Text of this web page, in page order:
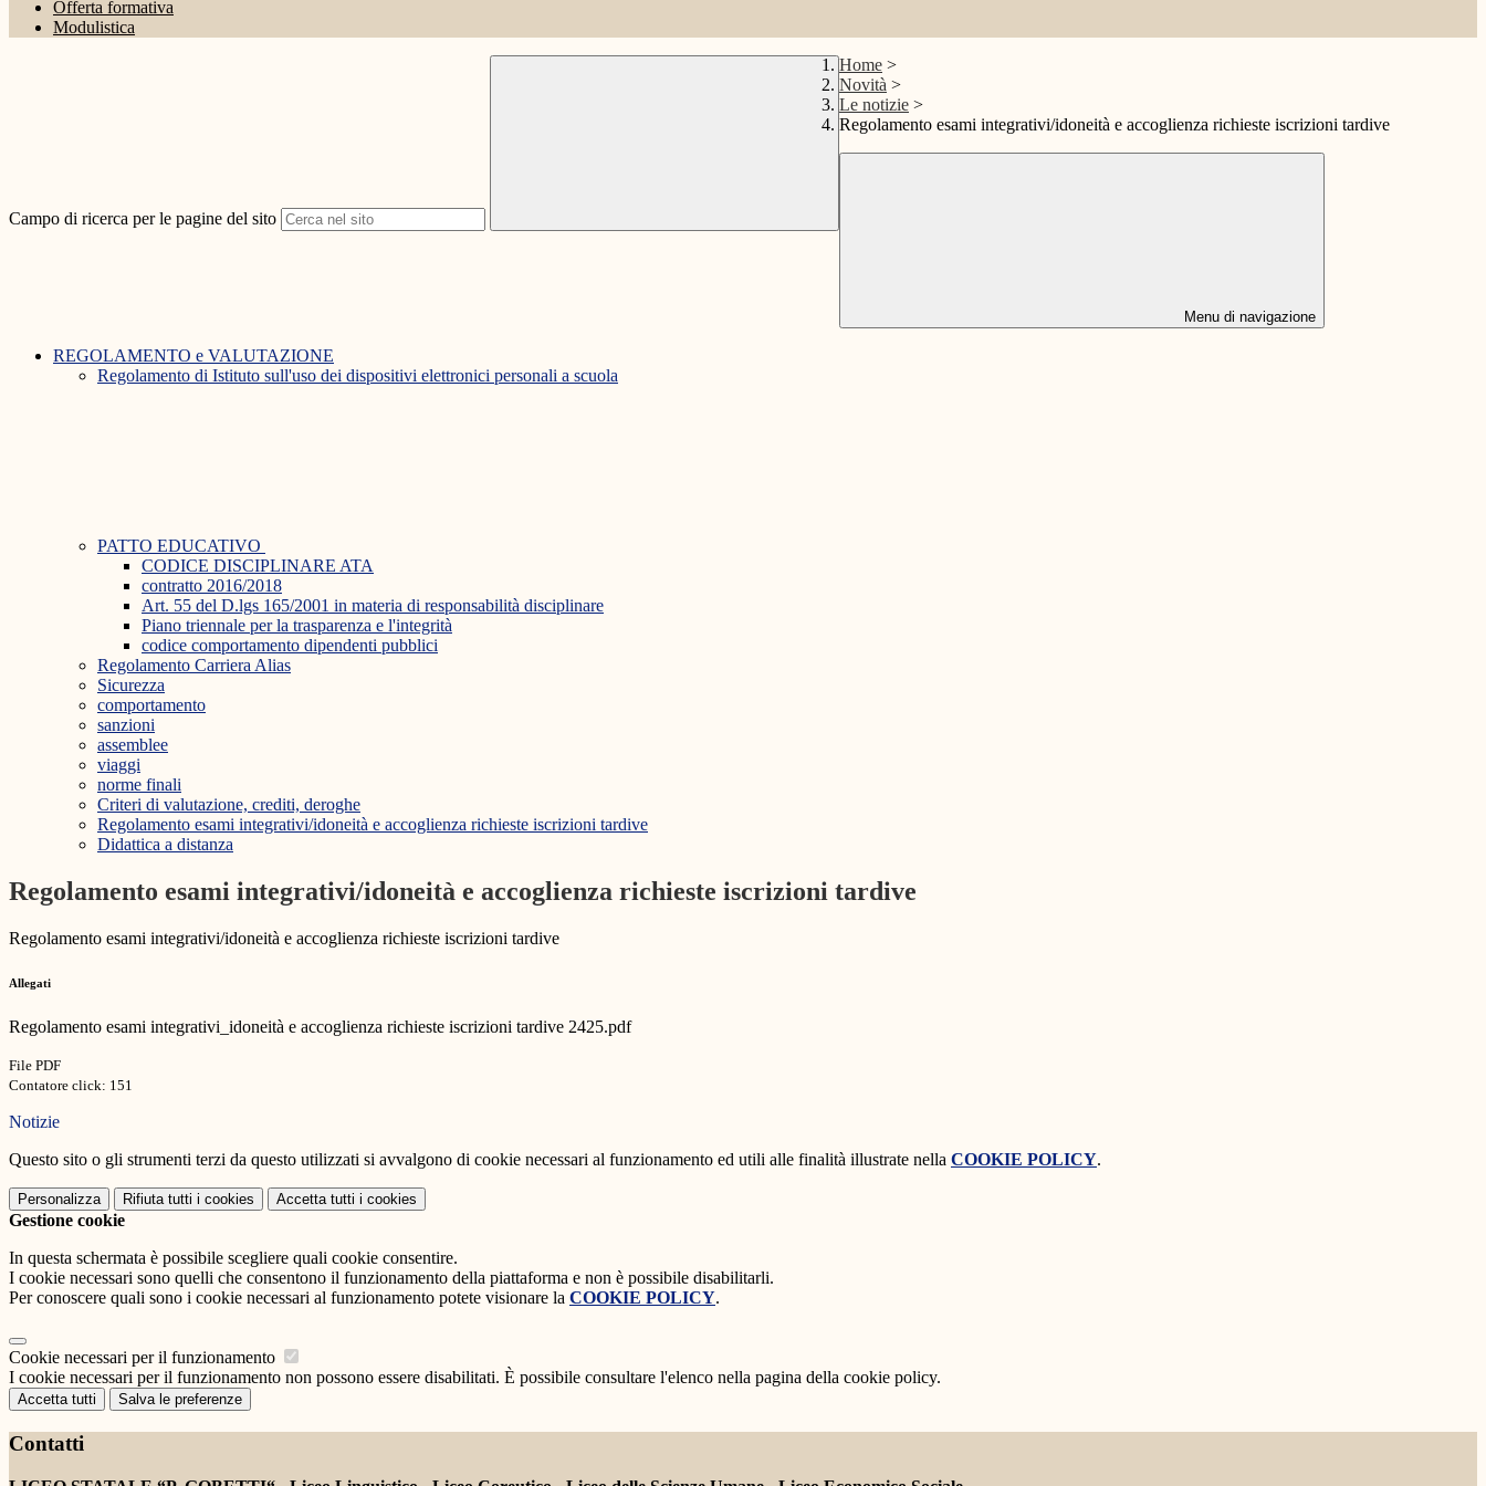
Offerta formativa
Modulistica
Campo di ricerca per le pagine del sito
Home >
Novità >
Le notizie >
Regolamento esami integrativi/idoneità e accoglienza richieste iscrizioni tardive
Menu di navigazione
REGOLAMENTO e VALUTAZIONE
Regolamento di Istituto sull'uso dei dispositivi elettronici personali a scuola
PATTO EDUCATIVO
CODICE DISCIPLINARE ATA
contratto 2016/2018
Art. 55 del D.lgs 165/2001 in materia di responsabilità disciplinare
Piano triennale per la trasparenza e l'integrità
codice comportamento dipendenti pubblici
Regolamento Carriera Alias
Sicurezza
comportamento
sanzioni
assemblee
viaggi
norme finali
Criteri di valutazione, crediti, deroghe
Regolamento esami integrativi/idoneità e accoglienza richieste iscrizioni tardive
Didattica a distanza
Regolamento esami integrativi/idoneità e accoglienza richieste iscrizioni tardive
Regolamento esami integrativi/idoneità e accoglienza richieste iscrizioni tardive
Allegati
Regolamento esami integrativi_idoneità e accoglienza richieste iscrizioni tardive 2425.pdf
File PDF
Contatore click: 151
Notizie
Questo sito o gli strumenti terzi da questo utilizzati si avvalgono di cookie necessari al funzionamento ed utili alle finalità illustrate nella COOKIE POLICY.
Personalizza Rifiuta tutti i cookies Accetta tutti i cookies
Gestione cookie
In questa schermata è possibile scegliere quali cookie consentire.
I cookie necessari sono quelli che consentono il funzionamento della piattaforma e non è possibile disabilitarli.
Per conoscere quali sono i cookie necessari al funzionamento potete visionare la COOKIE POLICY.
Cookie necessari per il funzionamento
I cookie necessari per il funzionamento non possono essere disabilitati. È possibile consultare l'elenco nella pagina della cookie policy.
Accetta tutti Salva le preferenze
Contatti